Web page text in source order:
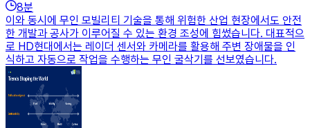
8분
이와 동시에 무인 모빌리티 기술을 통해 위험한 산업 현장에서도 안전
한 개발과 공사가 이루어질 수 있는 환경 조성에 힘썼습니다. 대표적으
로 HD현대에서는 레이더 센서와 카메라를 활용해 주변 장애물을 인
식하고 자동으로 작업을 수행하는 무인 굴삭기를 선보였습니다.